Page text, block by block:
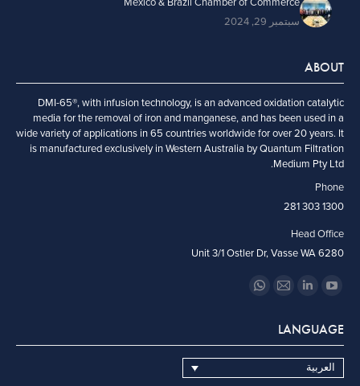
سبتمبر 29, 2024
ABOUT
DMI-65®, with infusion technology, is an advanced oxidation catalytic
media for the removal of iron and manganese, and has been used in a
wide variety of applications in 65 countries worldwide for over 20 years. It
is manufactured exclusively in Western Australia by Quantum Filtration
Medium Pty Ltd.
Phone
1300 303 281
Head Office
Unit 3/1 Ostler Dr, Vasse WA 6280
Find us on:
opens
in
new
opens
in
new
opens
in
new
Whatsapp
in
new
LANGUAGE
العربية